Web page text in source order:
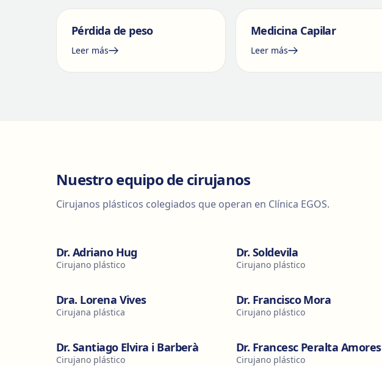
Pérdida de peso
Leer más
Medicina Capilar
Leer más
Nuestro equipo de cirujanos
Cirujanos plásticos colegiados que operan en Clínica EGOS.
Dr. Adriano Hug
Cirujano plástico
Dr. Soldevila
Cirujano plástico
Dra. Lorena Vives
Cirujana plástica
Dr. Francisco Mora
Cirujano plástico
Dr. Santiago Elvira i Barberà
Cirujano plástico
Dr. Francesc Peralta Amores
Cirujano plástico